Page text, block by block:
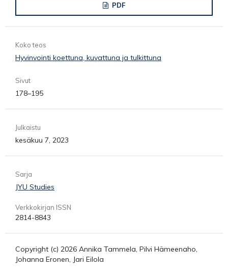
PDF
Koko teos
Hyvinvointi koettuna, kuvattuna ja tulkittuna
Sivut
178–195
Julkaistu
kesäkuu 7, 2023
Sarja
JYU Studies
Verkkokirjan ISSN
2814-8843
Copyright (c) 2026 Annika Tammela, Pilvi Hämeenaho,
Johanna Eronen, Jari Eilola